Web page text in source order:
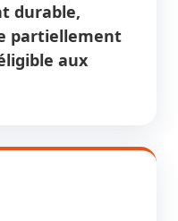
durable,
partiellement
aux